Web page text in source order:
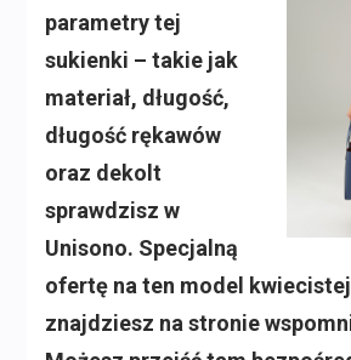
parametry tej
sukienki – takie jak
materiał, długość,
długość rękawów
oraz dekolt
sprawdzisz w
Unisono. Specjalną
ofertę na ten model
znajdziesz na stronie